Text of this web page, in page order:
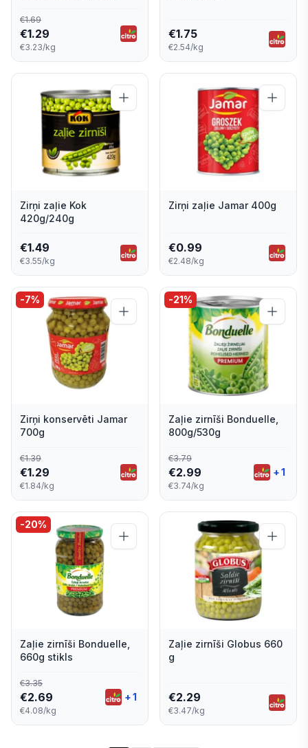
€1.69
€1.29
€3.23/kg
€1.75
€2.54/kg
Zirņi zaļie Kok
420g/240g
€1.49
€3.55/kg
Zirņi zaļie Jamar 400g
€0.99
€2.48/kg
-7%
Zirņi konservēti Jamar
700g
€1.39
€1.29
€1.84/kg
-21%
Zaļie zirnīši Bonduelle,
800g/530g
€3.79
€2.99
€3.74/kg
+1
-20%
Zaļie zirnīši Bonduelle,
660g stikls
€3.35
€2.69
€4.08/kg
+1
Zaļie zirnīši Globus 660
g
€2.29
€3.47/kg